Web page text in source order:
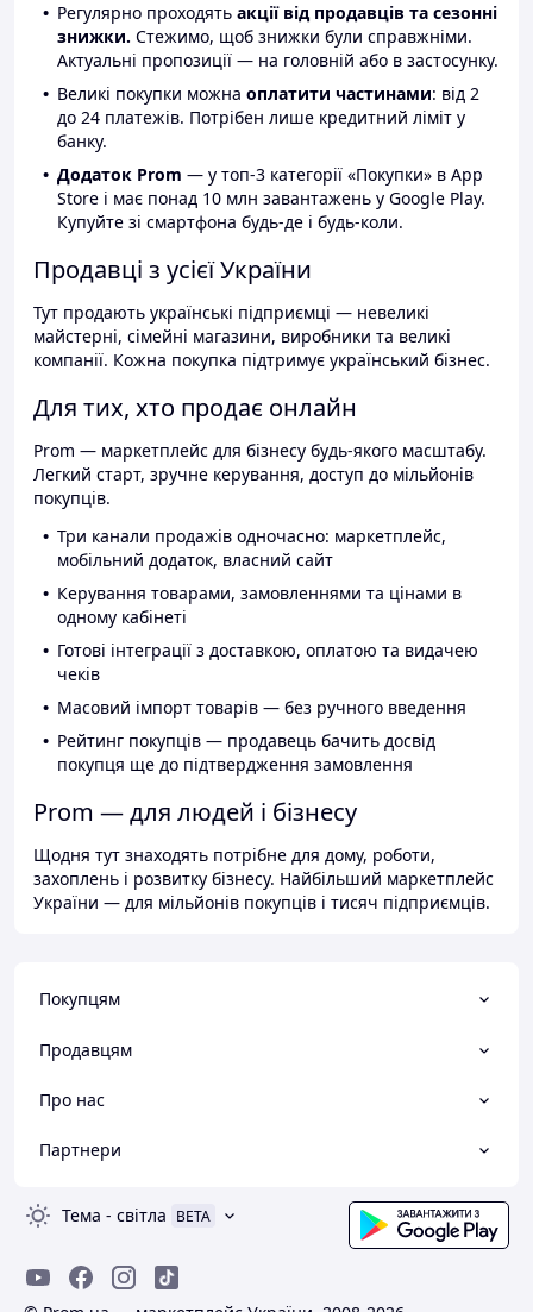
Регулярно проходять акції від продавців та сезонні
знижки. Стежимо, щоб знижки були справжніми.
Актуальні пропозиції — на головній або в застосунку.
Великі покупки можна оплатити частинами: від 2
до 24 платежів. Потрібен лише кредитний ліміт у
банку.
Додаток Prom — у топ-3 категорії «Покупки» в App
Store і має понад 10 млн завантажень у Google Play.
Купуйте зі смартфона будь-де і будь-коли.
Продавці з усієї України
Тут продають українські підприємці — невеликі
майстерні, сімейні магазини, виробники та великі
компанії. Кожна покупка підтримує український бізнес.
Для тих, хто продає онлайн
Prom — маркетплейс для бізнесу будь-якого масштабу.
Легкий старт, зручне керування, доступ до мільйонів
покупців.
Три канали продажів одночасно: маркетплейс,
мобільний додаток, власний сайт
Керування товарами, замовленнями та цінами в
одному кабінеті
Готові інтеграції з доставкою, оплатою та видачею
чеків
Масовий імпорт товарів — без ручного введення
Рейтинг покупців — продавець бачить досвід
покупця ще до підтвердження замовлення
Prom — для людей і бізнесу
Щодня тут знаходять потрібне для дому, роботи,
захоплень і розвитку бізнесу. Найбільший маркетплейс
України — для мільйонів покупців і тисяч підприємців.
Покупцям
Продавцям
Про нас
Партнери
Тема - світла BETA